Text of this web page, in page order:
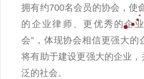
拥有约700名会员的协会，使
的企业律师、更优秀的企
会”，体现协会相信更强大的
将有助于建设更强大的企业
泛的社会。